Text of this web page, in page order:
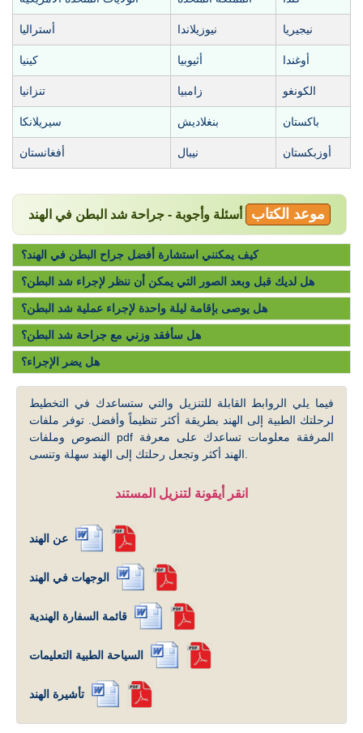
أستراليا نيوزيلاندا نيجيريا
كينيا أثيوبيا أوغندا
تنزانيا زامبيا الكونغو
سيريلانكا بنغلاديش باكستان
أفغانستان نيبال أوزبكستان
موعد الكتاب
كيف يمكنني استشارة أفضل جراح البطن في الهند؟
هل لديك قبل وبعد الصور التي يمكن أن ننظر لإجراء شد البطن؟
هل يوصى بإقامة ليلة واحدة لإجراء عملية شد البطن؟
هل سأفقد وزني مع جراحة شد البطن؟
هل يضر الإجراء؟
فيما يلي الروابط القابلة للتنزيل والتي ستساعدك في التخطيط
لرحلتك الطبية إلى الهند بطريقة أكثر تنظيماً وأفضل. توفر ملفات
النصوص وملفات pdf المرفقة معلومات تساعدك على معرفة
الهند أكثر وتجعل رحلتك إلى الهند سهلة وتنسى.
انقر أيقونة لتنزيل المستند
عن الهند
الوجهات في الهند
قائمة السفارة الهندية
السياحة الطبية التعليمات
تأشيرة الهند